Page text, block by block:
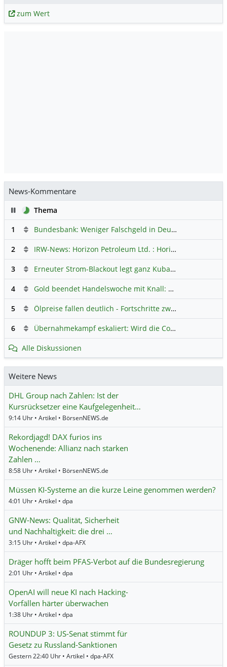
zum Wert
News-Kommentare
PauseThema
1
Bundesbank: Weniger Falschgeld in Deutschland
2 IRW-News: Horizon Petroleum Ltd. : Horizon Petroleum beginnt mit der Testförderung im Projekt Lachowice in Polen und schließt die Platzierung einer überzeichneten Wandelanleihe ab
3 Erneuter Strom-Blackout legt ganz Kuba lahm
4 Gold beendet Handelswoche mit Knall: Barrick Mining – Ist diese Aktie wieder ein Kauf?
5 Ölpreise fallen deutlich - Fortschritte zwischen USA und Iran belasten
6 Übernahmekampf eskaliert: Wird die Commerzbank italienisch?
Alle Diskussionen
Weitere News
DHL Group nach Zahlen: Ist der
Kursrücksetzer eine Kaufgelegenheit…
9:14 Uhr • Artikel • BörsenNEWS.de
Rekordjagd! DAX furios ins
Wochenende: Allianz nach starken
Zahlen …
8:58 Uhr • Artikel • BörsenNEWS.de
Müssen KI-Systeme an die kurze Leine genommen werden?
4:01 Uhr • Artikel • dpa
GNW-News: Qualität, Sicherheit
und Nachhaltigkeit: die drei …
3:15 Uhr • Artikel • dpa-AFX
Dräger hofft beim PFAS-Verbot auf die Bundesregierung
2:01 Uhr • Artikel • dpa
OpenAI will neue KI nach Hacking-
Vorfällen härter überwachen
1:38 Uhr • Artikel • dpa
ROUNDUP 3: US-Senat stimmt für
Gesetz zu Russland-Sanktionen
Gestern 22:40 Uhr • Artikel • dpa-AFX